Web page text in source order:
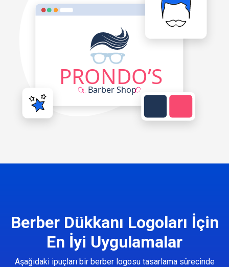
Berber Dükkanı Logoları İçin
En İyi Uygulamalar
Aşağıdaki ipuçları bir berber logosu tasarlama sürecinde